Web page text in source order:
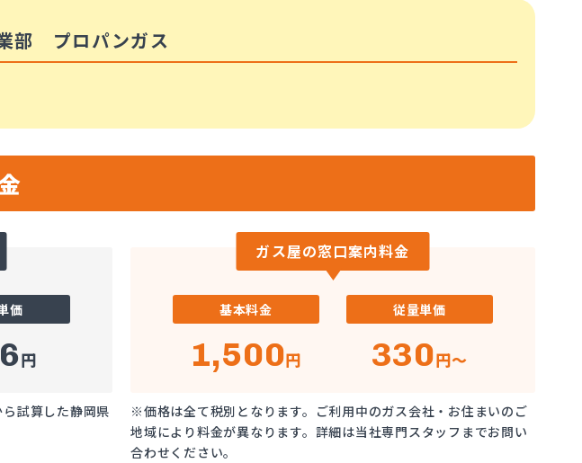
部 プロパンガス
価
円
試算した静岡県
ガス屋の窓口案内料金
基本料金
1,500円
従量単価
330円～
※価格は全て税別となります。ご利用中のガス会社・お住まいのご
地域により料金が異なります。詳細は当社専門スタッフまでお問い
合わせください。